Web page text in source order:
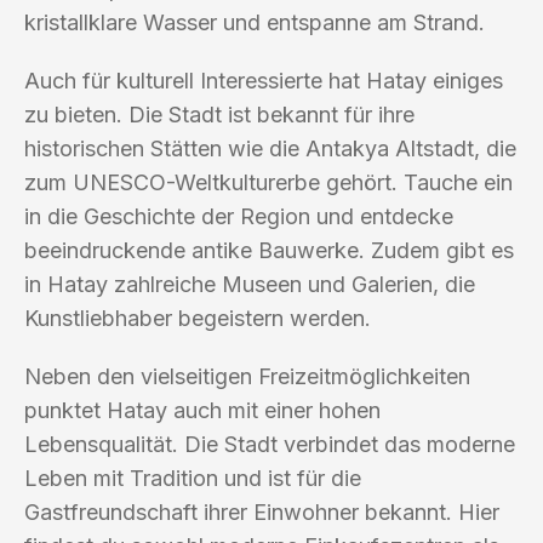
kristallklare Wasser und entspanne am Strand.
Auch für kulturell Interessierte hat Hatay einiges
zu bieten. Die Stadt ist bekannt für ihre
historischen Stätten wie die Antakya Altstadt, die
zum UNESCO-Weltkulturerbe gehört. Tauche ein
in die Geschichte der Region und entdecke
beeindruckende antike Bauwerke. Zudem gibt es
in Hatay zahlreiche Museen und Galerien, die
Kunstliebhaber begeistern werden.
Neben den vielseitigen Freizeitmöglichkeiten
punktet Hatay auch mit einer hohen
Lebensqualität. Die Stadt verbindet das moderne
Leben mit Tradition und ist für die
Gastfreundschaft ihrer Einwohner bekannt. Hier